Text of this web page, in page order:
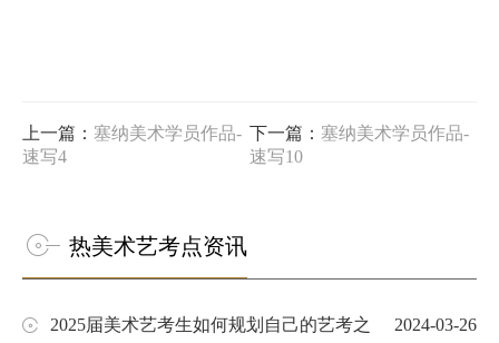
上一篇： 塞纳美术学员作品-
速写4
下一篇： 塞纳美术学员作品-
速写10
热美术艺考点资讯
2024-03-26
2025届美术艺考生如何规划自己的艺考之